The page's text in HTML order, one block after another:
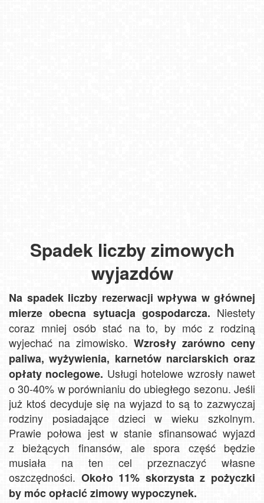
Spadek liczby zimowych
wyjazdów
Na spadek liczby rezerwacji wpływa w głównej
mierze obecna sytuacja gospodarcza. Niestety
coraz mniej osób stać na to, by móc z rodziną
wyjechać na zimowisko. Wzrosły zarówno ceny
paliwa, wyżywienia, karnetów narciarskich oraz
opłaty noclegowe. Usługi hotelowe wzrosły nawet
o 30-40% w porównianiu do ubiegłego sezonu. Jeśli
już ktoś decyduje się na wyjazd to są to zazwyczaj
rodziny posiadające dzieci w wieku szkolnym.
Prawie połowa jest w stanie sfinansować wyjazd
z bieżących finansów, ale spora część będzie
musiała na ten cel przeznaczyć własne
oszczędności. Około 11% skorzysta z pożyczki
by móc opłacić zimowy wypoczynek.